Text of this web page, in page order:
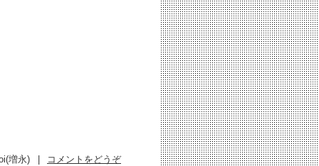
増永) コメントをどうぞ